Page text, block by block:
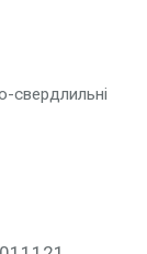
свердлильні